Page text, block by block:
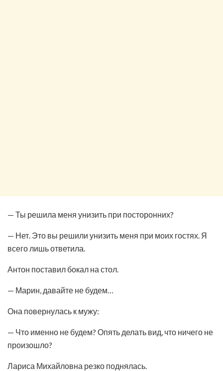
— Ты решила меня унизить при посторонних?
— Нет. Это вы решили унизить меня при моих гостях. Я
всего лишь ответила.
Антон поставил бокал на стол.
— Марин, давайте не будем…
Она повернулась к мужу:
— Что именно не будем? Опять делать вид, что ничего не
произошло?
Лариса Михайловна резко поднялась.